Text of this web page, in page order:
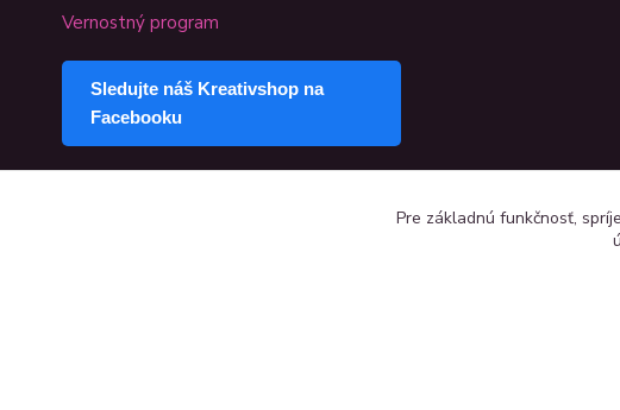
Vernostný program
Sledujte náš Kreativshop na
Facebooku
Pre základnú funkčnosť,